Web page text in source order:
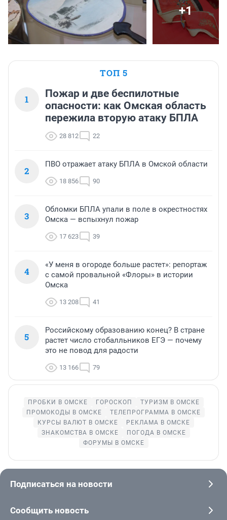
+1
ТОП 5
1
Пожар и две беспилотные
опасности: как Омская область
пережила вторую атаку БПЛА
28 812 22
2
ПВО отражает атаку БПЛА в Омской области
18 856 90
3
Обломки БПЛА упали в поле в окрестностях
Омска — вспыхнул пожар
17 623 39
4
«У меня в огороде больше растет»: репортаж
с самой провальной «Флоры» в истории
Омска
13 208 41
5
Российскому образованию конец? В стране
растет число стобалльников ЕГЭ — почему
это не повод для радости
13 166 79
ПРОБКИ В ОМСКЕ ГОРОСКОП
ТУРИЗМ В ОМСКЕ
ПРОМОКОДЫ В ОМСКЕ
ТЕЛЕПРОГРАММА В ОМСКЕ
КУРСЫ ВАЛЮТ В ОМСКЕ
РЕКЛАМА В ОМСКЕ
ЗНАКОМСТВА В ОМСКЕ
ПОГОДА В ОМСКЕ
ФОРУМЫ В ОМСКЕ
Подписаться на новости
Сообщить новость